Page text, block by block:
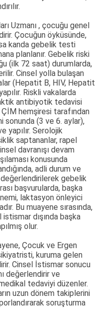
Uzmanı , çocuğu genel
Çocuğun öyküsünde,
kanda gebelik testi
planlanır. Gebelik riski
(ilk 72 saat) durumlarda,
Cinsel yolla bulaşan
(Hepatit B, HIV, Hepatit
Riskli vakalarda
antibiyotik tedavisi
ÇİM hemşiresi tarafından
sonunda (3 ve 6. aylar),
yapılır. Serolojik
saptananlar, rapel
davranışı devam
konusunda
adli durum ve
gebelik
başvurularda, başka
laktasyon önleyici
Bu muayene sırasında,
dışında başka
olur.
Çocuk ve Ergen
kuruma gelen
Cinsel İstismar sonucu
değerlendirir ve
tedaviyi düzenler.
uzun dönem takiplerini
soruşturma